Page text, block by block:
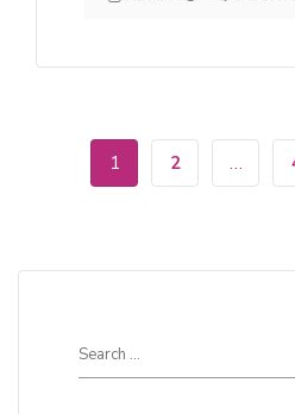
1 2 …